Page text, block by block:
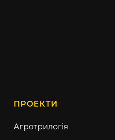
ПРОЕКТИ
Агротрилогія